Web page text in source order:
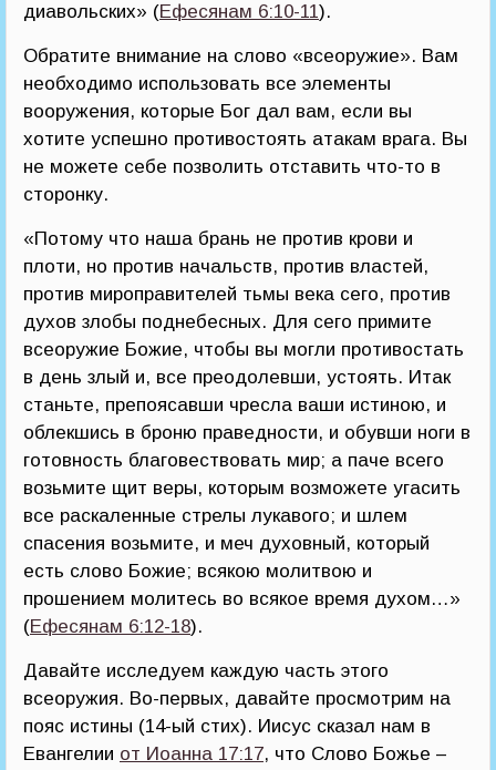
диавольских» (Ефесянам 6:10-11).
Обратите внимание на слово «всеоружие». Вам
необходимо использовать все элементы
вооружения, которые Бог дал вам, если вы
хотите успешно противостоять атакам врага. Вы
не можете себе позволить отставить что-то в
сторонку.
«Потому что наша брань не против крови и
плоти, но против начальств, против властей,
против мироправителей тьмы века сего, против
духов злобы поднебесных. Для сего примите
всеоружие Божие, чтобы вы могли противостать
в день злый и, все преодолевши, устоять. Итак
станьте, препоясавши чресла ваши истиною, и
облекшись в броню праведности, и обувши ноги в
готовность благовествовать мир; а паче всего
возьмите щит веры, которым возможете угасить
все раскаленные стрелы лукавого; и шлем
спасения возьмите, и меч духовный, который
есть слово Божие; всякою молитвою и
прошением молитесь во всякое время духом…»
(Ефесянам 6:12-18).
Давайте исследуем каждую часть этого
всеоружия. Во-первых, давайте просмотрим на
пояс истины (14-ый стих). Иисус сказал нам в
Евангелии от Иоанна 17:17, что Слово Божье –